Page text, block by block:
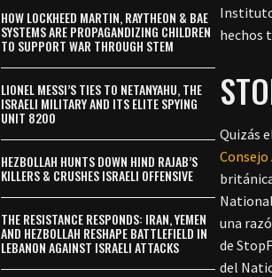
hechos
Quizás
una
de
del
HOW LOCKHEED MARTIN, RAYTHEON & BAE
SYSTEMS ARE PROPAGANDIZING CHILDREN
TO SUPPORT WAR THROUGH STEM
LIONEL MESSI’S TIES TO NETANYAHU, THE
ISRAELI MILITARY AND ITS ELITE SPYING
UNIT 8200
HEZBOLLAH HUNTS DOWN HIND RAJAB’S
KILLERS & CRUSHES ISRAELI OFFENSIVE
THE RESISTANCE RESPONDS: IRAN, YEMEN
AND HEZBOLLAH RESHAPE BATTLEFIELD IN
LEBANON AGAINST ISRAELI ATTACKS